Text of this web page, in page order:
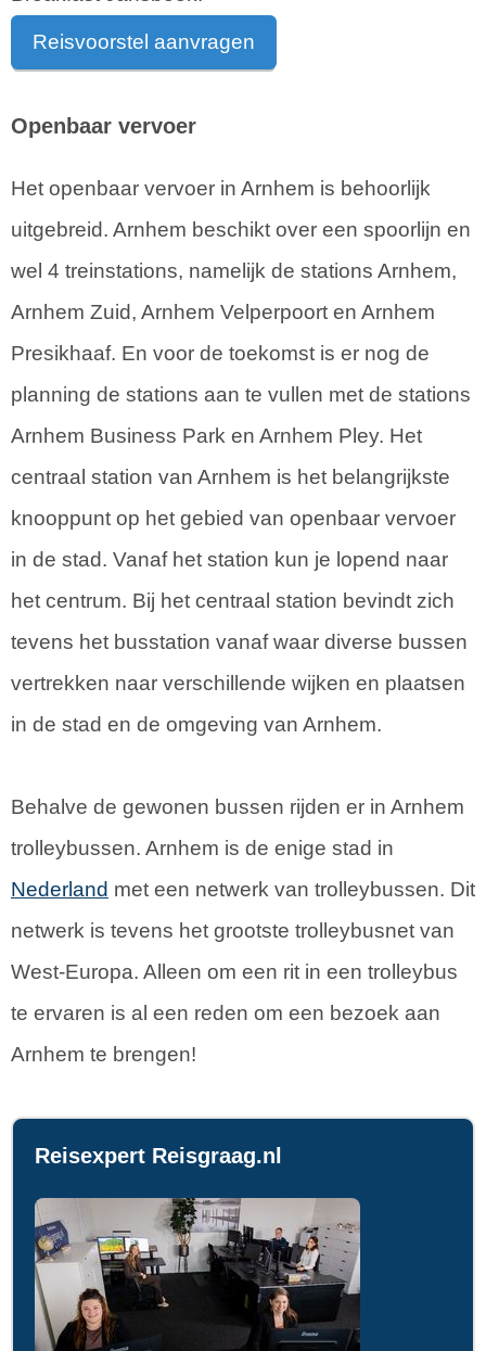
Reisvoorstel aanvragen
Openbaar vervoer
Het openbaar vervoer in Arnhem is behoorlijk
uitgebreid. Arnhem beschikt over een spoorlijn en
wel 4 treinstations, namelijk de stations Arnhem,
Arnhem Zuid, Arnhem Velperpoort en Arnhem
Presikhaaf. En voor de toekomst is er nog de
planning de stations aan te vullen met de stations
Arnhem Business Park en Arnhem Pley. Het
centraal station van Arnhem is het belangrijkste
knooppunt op het gebied van openbaar vervoer
in de stad. Vanaf het station kun je lopend naar
het centrum. Bij het centraal station bevindt zich
tevens het busstation vanaf waar diverse bussen
vertrekken naar verschillende wijken en plaatsen
in de stad en de omgeving van Arnhem.
Behalve de gewonen bussen rijden er in Arnhem
trolleybussen. Arnhem is de enige stad in
Nederland met een netwerk van trolleybussen. Dit
netwerk is tevens het grootste trolleybusnet van
West-Europa. Alleen om een rit in een trolleybus
te ervaren is al een reden om een bezoek aan
Arnhem te brengen!
Reisexpert Reisgraag.nl